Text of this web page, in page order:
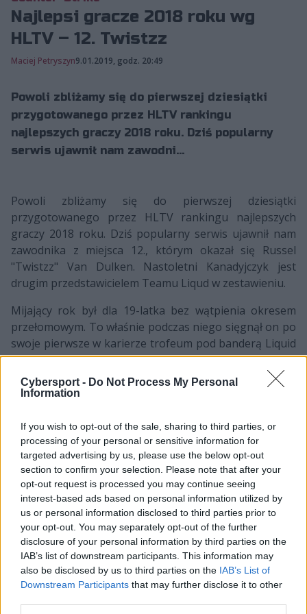
Cybersport - Do Not Process My Personal
Information
If you wish to opt-out of the sale, sharing to third parties, or
processing of your personal or sensitive information for
targeted advertising by us, please use the below opt-out
section to confirm your selection. Please note that after your
opt-out request is processed you may continue seeing
interest-based ads based on personal information utilized by
us or personal information disclosed to third parties prior to
your opt-out. You may separately opt-out of the further
disclosure of your personal information by third parties on the
IAB’s list of downstream participants. This information may
also be disclosed by us to third parties on the IAB’s List of
Downstream Participants that may further disclose it to other
Najlepsi gracze 2018 roku wg
HLTV – 12. Twistzz
Maciej Petryszyn9.01.2019, godz. 20:49
Powoli zbliżamy się do pierwszej dziesiątki
przygotowanego przez HLTV rankingu
najlepszych graczy 2018 roku. Dziś popularny
serwis ujawnił nam zawodni...
Powoli zbliżamy się do pierwszej dziesiątki
przygotowanego przez HLTV rankingu najlepszych
graczy 2018 roku. Dziś popularny serwis ujawnił nam
zawodnika z miejsca 12., którym okazał się Russel
"Twistzz" Van Dulken. Nastoletni Kanadyjczyk jest
drugim przedstawicielem Teamu Liqud w zestawieniu.
Mijający rok był dla 19-latka bez wątpienia okresem
przełomowym. To właśnie podczas niego sięgnął on po
swoje pierwsze w karierze trofeum pod banderą Liquid
– Van Dulken i jego koledzy odbili sobie kompletnie
nieudanego Majora triumfem w cs_summit 2, sam
Twistzz był jednym z głównych autorów tego sukcesu.
riflera wielokrotnie docierała jeszcze do finału
najważniejszych na scenie imprezy, ale pierwsze
miejsce zajęła jeszcze tylko raz: przy okazji SuperNova
CS:GO Malta. Ponadto na konto TL wpadło sześć medali
za drugie miejsce oraz pięć za trzecie. I bez wątpienia
nie byłoby tego, gdyby nie właśnie Van Dulken, który
świetnie uzupełniał się ze swoim rodakiem, Keithem
"NAFEM" Markovicem. Na koniec warto też dodać, że w
2018 Twistzz po raz pierwszy otrzymał tytuł MVP –
miało to miejsce podczas ESL One New York 2018 i to
mimo faktu, że jego zespół poległ wówczas w wielkim
finale.